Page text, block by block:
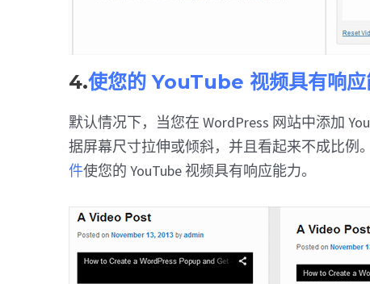
4.使您的 YouTube 视频具有响应
默认情况下，当您在 WordPress 网站中添加
据屏幕尺寸拉伸或倾斜，并且看起来不成比例
件使您的 YouTube 视频具有响应能力。